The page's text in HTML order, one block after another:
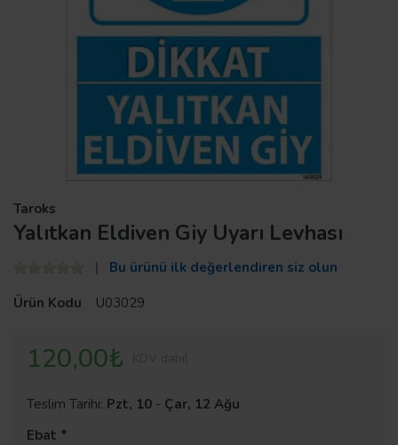
Taroks
Yalıtkan Eldiven Giy Uyarı Levhası
Bu ürünü ilk değerlendiren siz olun
Ürün Kodu
U03029
120,00₺
Teslim Tarihi: Pzt, 10 - Çar, 12 Ağu
Ebat